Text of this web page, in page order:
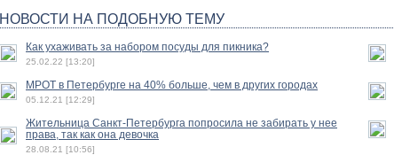
НОВОСТИ НА ПОДОБНУЮ ТЕМУ
Как ухаживать за набором посуды для пикника?
25.02.22 [13:20]
МРОТ в Петербурге на 40% больше, чем в других городах
05.12.21 [12:29]
Жительница Санкт-Петербурга попросила не забирать у нее
права, так как она девочка
28.08.21 [10:56]